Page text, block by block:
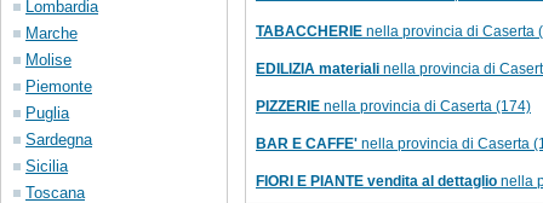
Lombardia
Marche
Molise
Piemonte
Puglia
Sardegna
Sicilia
Toscana
TABACCHERIE nella provincia di Caserta
EDILIZIA materiali nella provincia di
PIZZERIE nella provincia di Caserta (174)
BAR E CAFFE' nella provincia di Caserta
FIORI E PIANTE vendita al dettaglio nella